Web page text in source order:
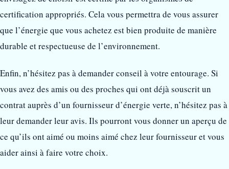
certification appropriés. Cela vous permettra de vous assurer
que l’énergie que vous achetez est bien produite de manière
durable et respectueuse de l’environnement.
Enfin, n’hésitez pas à demander conseil à votre entourage. Si
vous avez des amis ou des proches qui ont déjà souscrit un
contrat auprès d’un fournisseur d’énergie verte, n’hésitez pas à
leur demander leur avis. Ils pourront vous donner un aperçu de
ce qu’ils ont aimé ou moins aimé chez leur fournisseur et vous
aider ainsi à faire votre choix.